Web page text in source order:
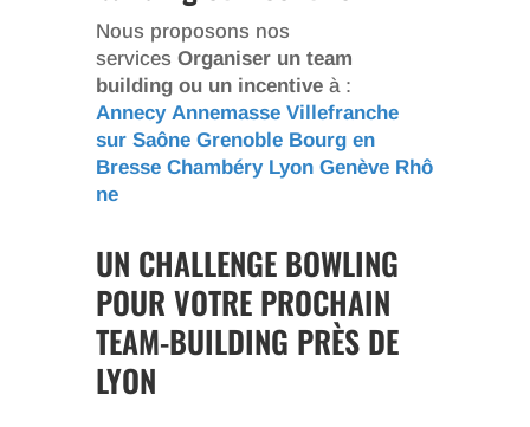
Nous proposons nos
services Organiser un team
building ou un incentiveà :
Annecy Annemasse Villefranche
sur Saône Grenoble Bourg en
Bresse Chambéry Lyon Genève Rhô
ne
UN CHALLENGE BOWLING
POUR VOTRE PROCHAIN
TEAM-BUILDING PRÈS DE
LYON